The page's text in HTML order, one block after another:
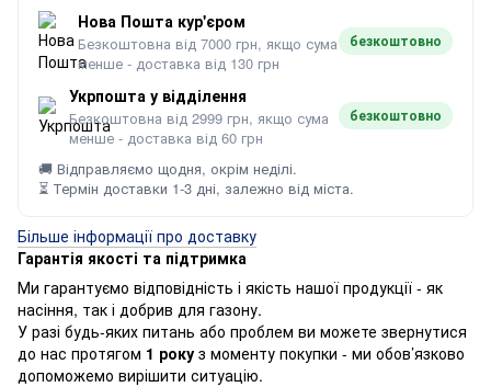
Нова Пошта кур'єром
Безкоштовна від 7000 грн, якщо сума
менше - доставка від 130 грн
безкоштовно
Укрпошта у відділення
Безкоштовна від 2999 грн, якщо сума
менше - доставка від 60 грн
безкоштовно
🚚 Відправляємо щодня, окрім неділі.
⏳ Термін доставки 1-3 дні, залежно від міста.
Більше інформації про доставку
Гарантія якості та підтримка
Ми гарантуємо відповідність і якість нашої продукції - як
насіння, так і добрив для газону.
У разі будь-яких питань або проблем ви можете звернутися
до нас протягом 1 року з моменту покупки - ми обов’язково
допоможемо вирішити ситуацію.